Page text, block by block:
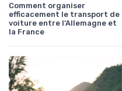
Comment organiser
efficacement le transport de
voiture entre l’Allemagne et
la France